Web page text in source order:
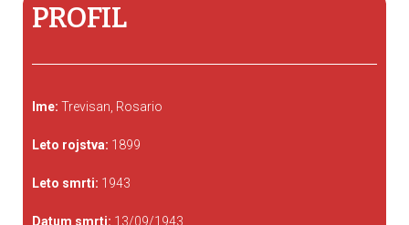
PROFIL
Ime: Trevisan, Rosario
Leto rojstva: 1899
Leto smrti: 1943
Datum smrti: 13/09/1943